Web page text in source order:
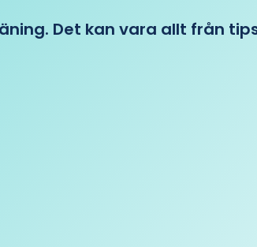
Det kan vara allt från